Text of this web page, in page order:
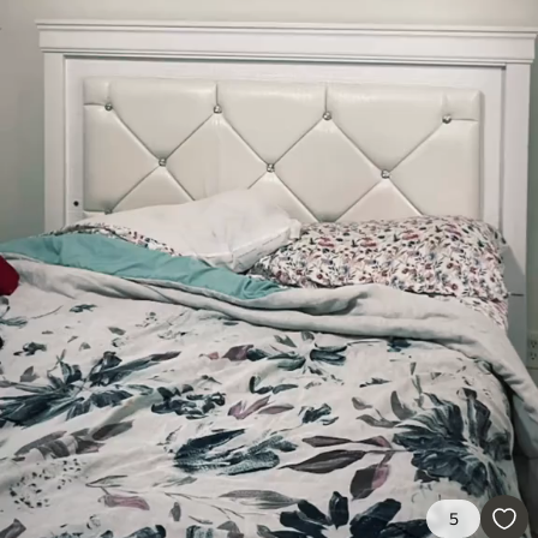
Premium
9.73$5.84/sq ft
Vinyle Premium
/sq ft
Peel and Stick
14.67 /sq ft
5